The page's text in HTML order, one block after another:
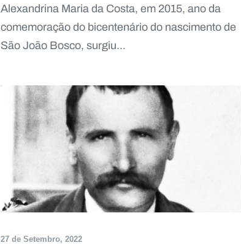
Alexandrina Maria da Costa, em 2015, ano da
comemoração do bicentenário do nascimento de
São João Bosco, surgiu...
27 de Setembro, 2022